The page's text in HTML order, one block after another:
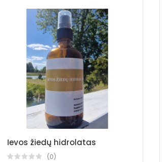
Ievos žiedų hidrolatas
(0)